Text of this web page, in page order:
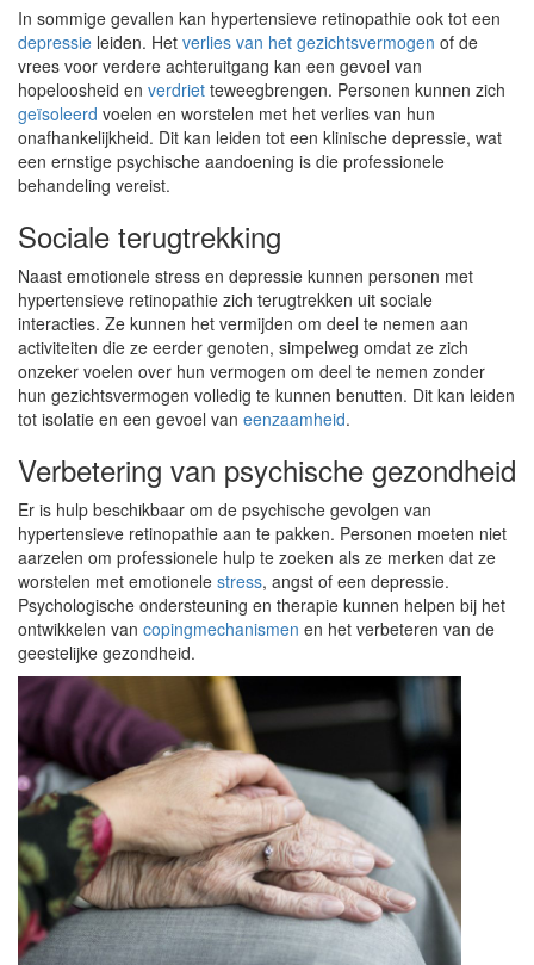
In sommige gevallen kan hypertensieve retinopathie ook tot een
depressie leiden. Het verlies van het gezichtsvermogen of de
vrees voor verdere achteruitgang kan een gevoel van
hopeloosheid en verdriet teweegbrengen. Personen kunnen zich
geïsoleerd voelen en worstelen met het verlies van hun
onafhankelijkheid. Dit kan leiden tot een klinische depressie, wat
een ernstige psychische aandoening is die professionele
behandeling vereist.
Sociale terugtrekking
Naast emotionele stress en depressie kunnen personen met
hypertensieve retinopathie zich terugtrekken uit sociale
interacties. Ze kunnen het vermijden om deel te nemen aan
activiteiten die ze eerder genoten, simpelweg omdat ze zich
onzeker voelen over hun vermogen om deel te nemen zonder
hun gezichtsvermogen volledig te kunnen benutten. Dit kan leiden
tot isolatie en een gevoel van eenzaamheid.
Verbetering van psychische gezondheid
Er is hulp beschikbaar om de psychische gevolgen van
hypertensieve retinopathie aan te pakken. Personen moeten niet
aarzelen om professionele hulp te zoeken als ze merken dat ze
worstelen met emotionele stress, angst of een depressie.
Psychologische ondersteuning en therapie kunnen helpen bij het
ontwikkelen van copingmechanismen en het verbeteren van de
geestelijke gezondheid.